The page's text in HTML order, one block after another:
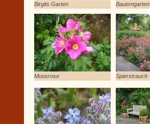
Birgits Garten Bauerngarten
Moosrose Spierstrauch